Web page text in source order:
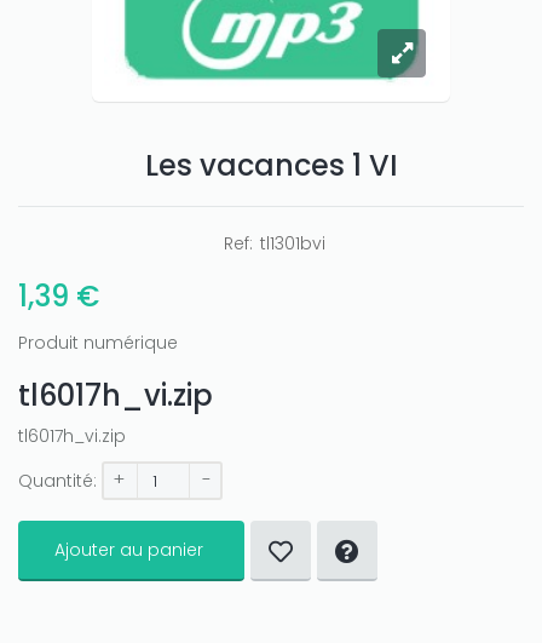
Les vacances 1 VI
Ref: tl1301bvi
1,39 €
Produit numérique
tl6017h_vi.zip
tl6017h_vi.zip
Quantité:
+ -
Ajouter au panier